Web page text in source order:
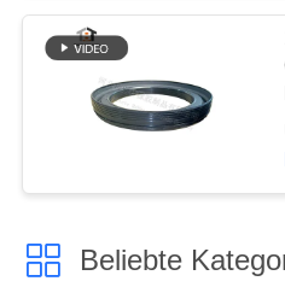
Beliebte